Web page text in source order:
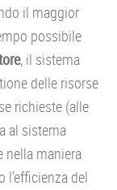
il maggior
possibile
, il sistema
delle risorse
richieste (alle
al sistema
nella maniera
l’efficienza del